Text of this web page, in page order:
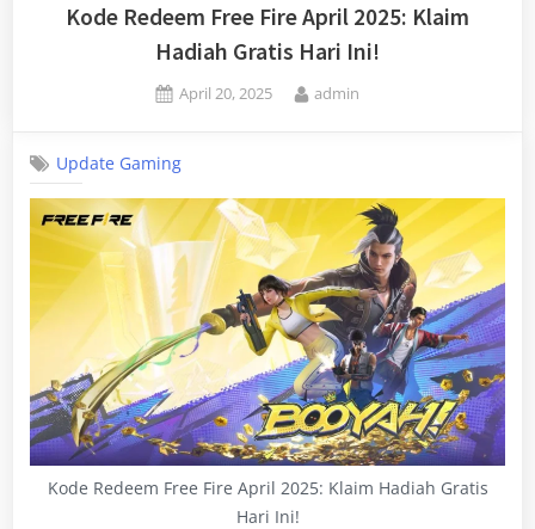
Kode Redeem Free Fire April 2025: Klaim
Hadiah Gratis Hari Ini!
Posted
April 20, 2025 By
admin
Update Gaming
Kode Redeem Free Fire April 2025: Klaim Hadiah Gratis
Hari Ini!